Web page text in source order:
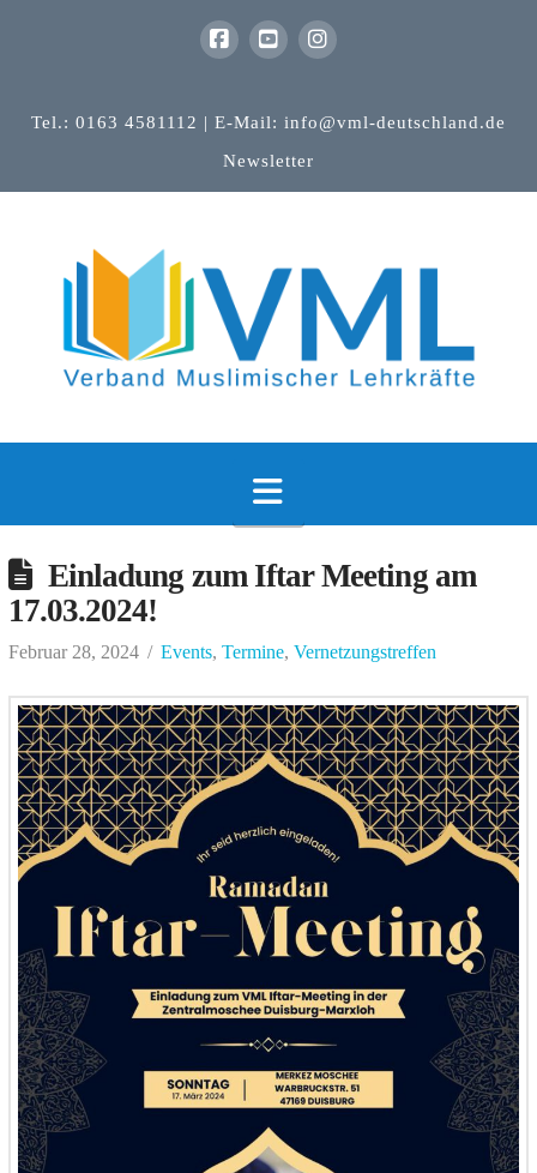
Tel.: 0163 4581112 | E-Mail: info@vml-deutschland.de
Newsletter
Navigation
Einladung zum Iftar Meeting am
17.03.2024!
Februar 28, 2024 Events, Termine, Vernetzungstreffen